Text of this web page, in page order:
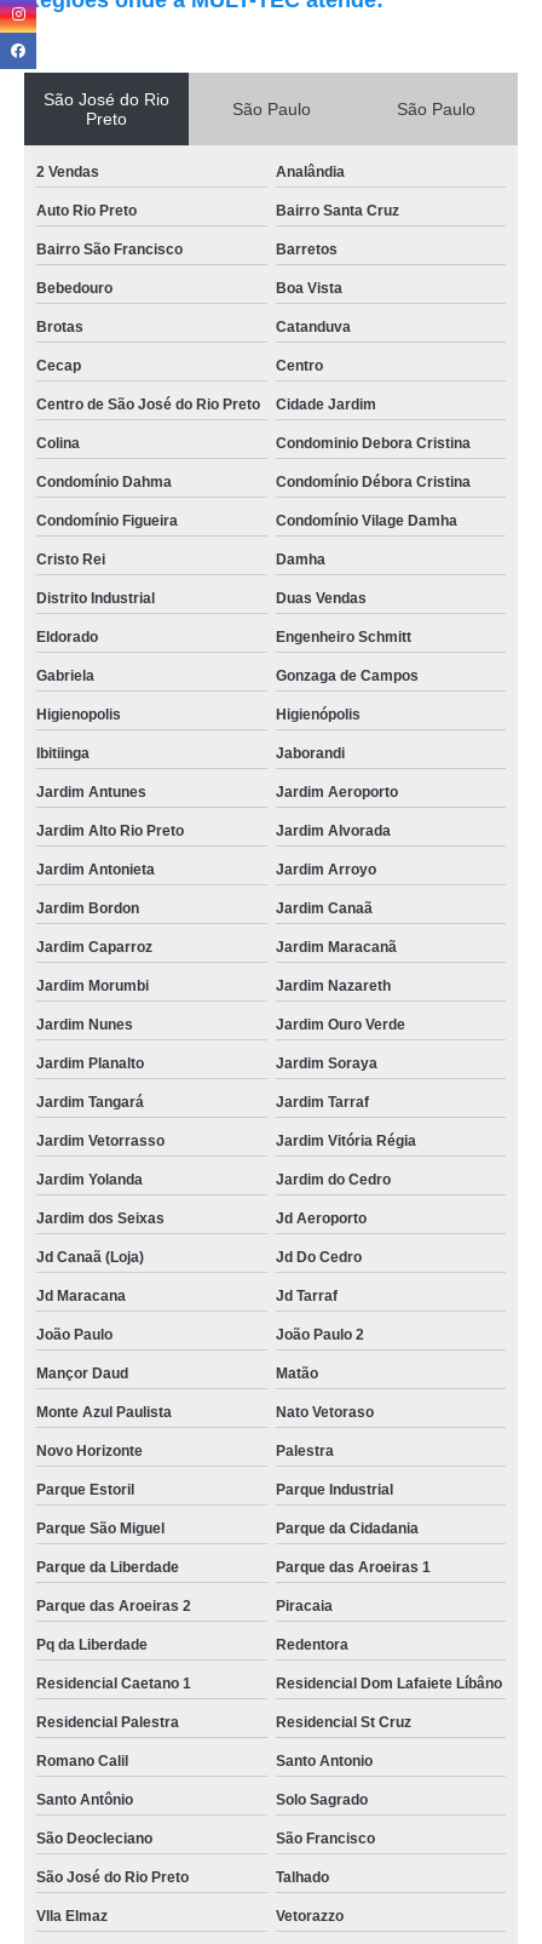
São José do Rio
Preto
São Paulo São Paulo
2 Vendas Analândia
Auto Rio Preto Bairro Santa Cruz
Bairro São Francisco Barretos
Bebedouro Boa Vista
Brotas Catanduva
Cecap Centro
Centro de São José do Rio Preto Cidade Jardim
Colina Condominio Debora Cristina
Condomínio Dahma Condomínio Débora Cristina
Condomínio Figueira Condomínio Vilage Damha
Cristo Rei Damha
Distrito Industrial Duas Vendas
Eldorado Engenheiro Schmitt
Gabriela Gonzaga de Campos
Higienopolis Higienópolis
Ibitiinga Jaborandi
Jardim Antunes Jardim Aeroporto
Jardim Alto Rio Preto Jardim Alvorada
Jardim Antonieta Jardim Arroyo
Jardim Bordon Jardim Canaã
Jardim Caparroz Jardim Maracanã
Jardim Morumbi Jardim Nazareth
Jardim Nunes Jardim Ouro Verde
Jardim Planalto Jardim Soraya
Jardim Tangará Jardim Tarraf
Jardim Vetorrasso Jardim Vitória Régia
Jardim Yolanda Jardim do Cedro
Jardim dos Seixas Jd Aeroporto
Jd Canaã (Loja) Jd Do Cedro
Jd Maracana Jd Tarraf
João Paulo João Paulo 2
Mançor Daud Matão
Monte Azul Paulista Nato Vetoraso
Novo Horizonte Palestra
Parque Estoril Parque Industrial
Parque São Miguel Parque da Cidadania
Parque da Liberdade Parque das Aroeiras 1
Parque das Aroeiras 2 Piracaia
Pq da Liberdade Redentora
Residencial Caetano 1 Residencial Dom Lafaiete Líbâno
Residencial Palestra Residencial St Cruz
Romano Calil Santo Antonio
Santo Antônio Solo Sagrado
São Deocleciano São Francisco
São José do Rio Preto Talhado
VIla Elmaz Vetorazzo